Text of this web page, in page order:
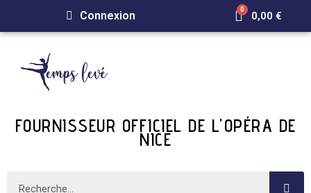
Connexion 0,00 €
FOURNISSEUR OFFICIEL DE L'OPÉRA DE
NICE